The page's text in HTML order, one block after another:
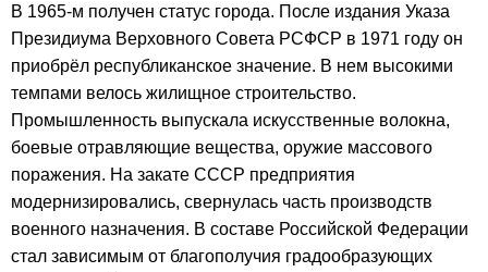
В 1965-м получен статус города. После издания Указа
Президиума Верховного Совета РСФСР в 1971 году он
приобрёл республиканское значение. В нем высокими
темпами велось жилищное строительство.
Промышленность выпускала искусственные волокна,
боевые отравляющие вещества, оружие массового
поражения. На закате СССР предприятия
модернизировались, свернулась часть производств
военного назначения. В составе Российской Федерации
стал зависимым от благополучия градообразующих